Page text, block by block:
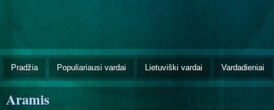
Pradžia Populiariausi vardai Lietuviški vardai Vardadieniai
Aramis